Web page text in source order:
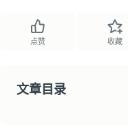
点赞 收藏
文章目录